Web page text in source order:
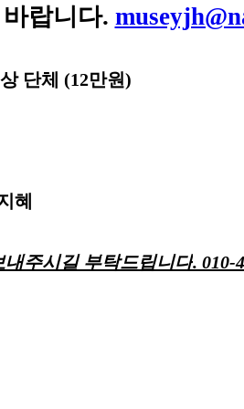
랍니다.
단체 (12만원)
혜
주시길 부탁드립니다. 010-